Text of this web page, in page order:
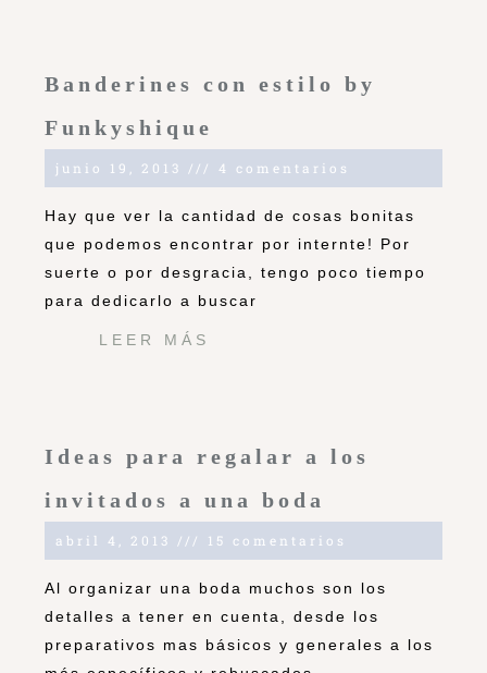
Banderines con estilo by
Funkyshique
junio 19, 2013 4 comentarios
Hay que ver la cantidad de cosas bonitas
que podemos encontrar por internte! Por
suerte o por desgracia, tengo poco tiempo
para dedicarlo a buscar
LEER MÁS
Ideas para regalar a los
invitados a una boda
abril 4, 2013 15 comentarios
Al organizar una boda muchos son los
detalles a tener en cuenta, desde los
preparativos mas básicos y generales a los